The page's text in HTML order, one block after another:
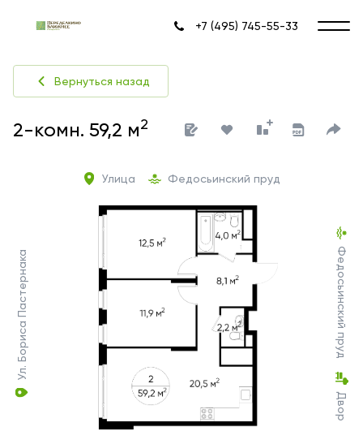
+7 (495) 745-55-33
Вернуться назад
2-комн. 59,2 м2
Ул. Бориса Пастернака Федосьинский пруд
Двор
Улица Федосьинский пруд